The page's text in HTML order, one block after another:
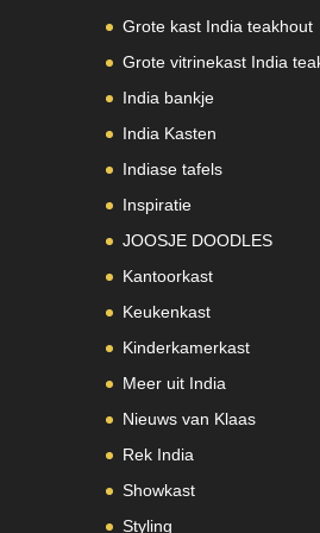
Grote kast India teakhout
Grote vitrinekast India
India bankje
India Kasten
Indiase tafels
Inspiratie
JOOSJE DOODLES
Kantoorkast
Keukenkast
Kinderkamerkast
Meer uit India
Nieuws van Klaas
Rek India
Showkast
Styling